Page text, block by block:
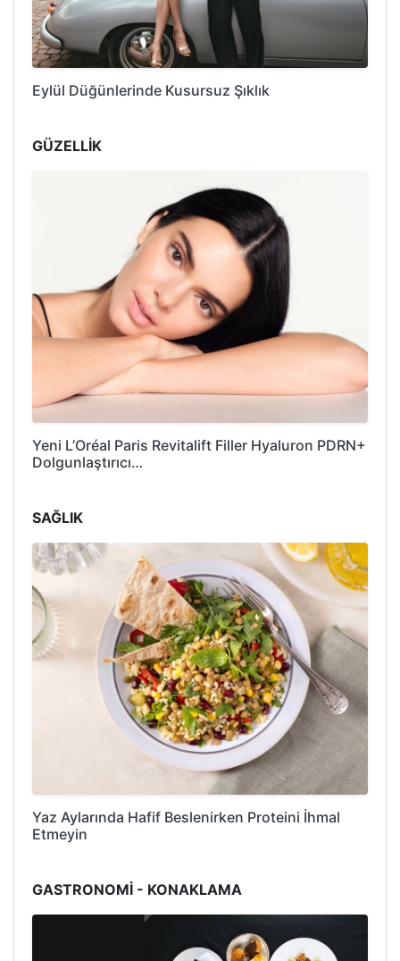
Eylül Düğünlerinde Kusursuz Şıklık
GÜZELLİK
Yeni L’Oréal Paris Revitalift Filler Hyaluron PDRN+
Dolgunlaştırıcı…
SAĞLIK
Yaz Aylarında Hafif Beslenirken Proteini İhmal
Etmeyin
GASTRONOMİ - KONAKLAMA